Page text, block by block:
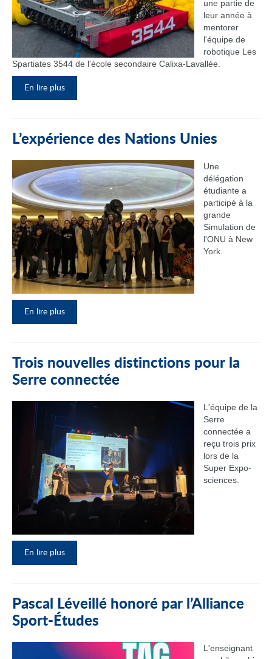
une partie de
leur année à
mentorer
l'équipe de
robotique Les
Spartiates 3544 de l'école secondaire Calixa-Lavallée.
En lire plus
L’expérience des Nations Unies
Une
délégation
étudiante a
participé à la
grande
Simulation de
l'ONU à New
York.
En lire plus
Trois nouvelles distinctions pour la
Serre connectée
L'équipe de la
Serre
connectée a
reçu trois prix
lors de la
Super Expo-
sciences.
En lire plus
Pascal Léveillé honoré par l’Alliance
Sport-Études
L'enseignant